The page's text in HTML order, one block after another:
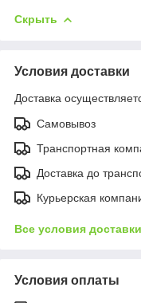
Скрыть
Условия доставки
Доставка
Самовывоз
Транспортная
Доставка до
Курьерская
Все условия доставки
Условия оплаты